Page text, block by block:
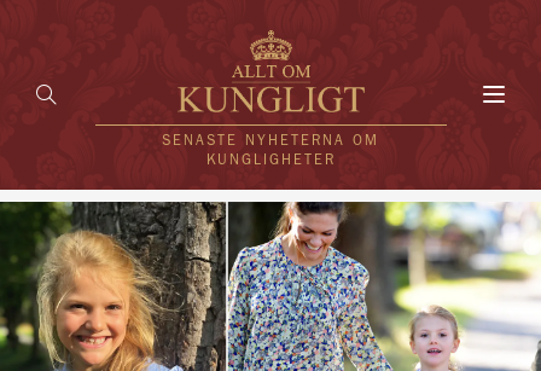
SENASTE NYHETERNA OM
KUNGLIGHETER
HEM
KUNGAFAMILJEN
UTLÄNDSKT